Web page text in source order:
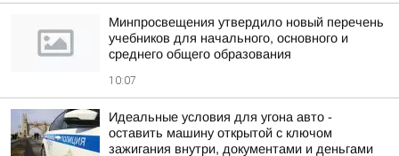
Минпросвещения утвердило новый перечень
учебников для начального, основного и
среднего общего образования
10:07
Идеальные условия для угона авто -
оставить машину открытой с ключом
зажигания внутри, документами и деньгами